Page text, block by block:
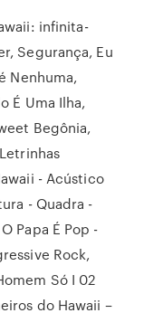
infinita-
Segurança, Eu
Nenhuma,
É Uma Ilha,
Begônia,
- Acústico
- Quadra -
Papa É Pop -
Rock,
Só I 02
do Hawaii –